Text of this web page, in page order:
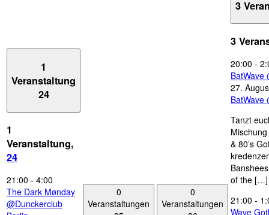
1
Veranstaltung
24
1
Veranstaltung,
24
21:00 - 4:00
The Dark Mønday
@Dunckerclub
0
Veranstaltungen
0
Veranstaltungen
3
3
20:00 -
BatWave
27.
BatWave
Tanzt
& 80’s
of the […]
21:00 -
Wave